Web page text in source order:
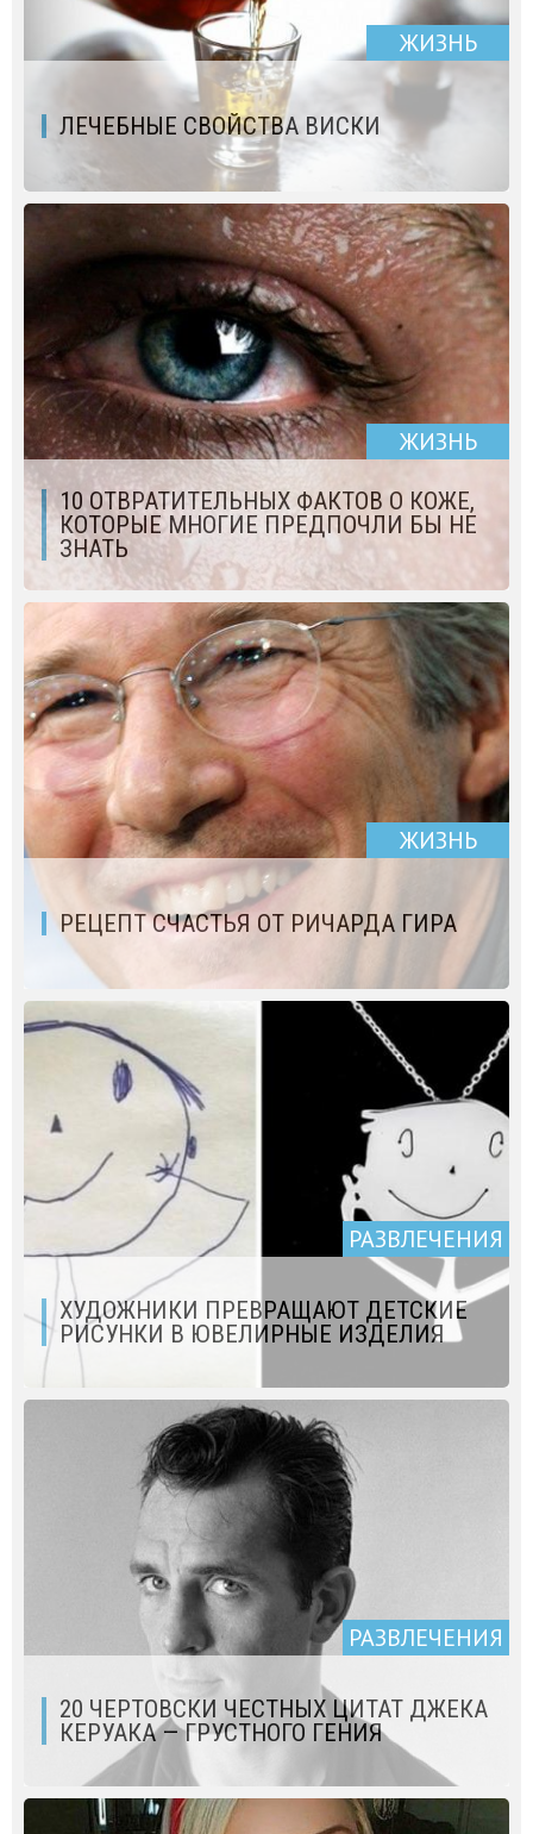
ЖИЗНЬ
ЛЕЧЕБНЫЕ СВОЙСТВА ВИСКИ
ЖИЗНЬ
10 ОТВРАТИТЕЛЬНЫХ ФАКТОВ О КОЖЕ,
КОТОРЫЕ МНОГИЕ ПРЕДПОЧЛИ БЫ НЕ
ЗНАТЬ
ЖИЗНЬ
РЕЦЕПТ СЧАСТЬЯ ОТ РИЧАРДА ГИРА
РАЗВЛЕЧЕНИЯ
ХУДОЖНИКИ ПРЕВРАЩАЮТ ДЕТСКИЕ
РИСУНКИ В ЮВЕЛИРНЫЕ ИЗДЕЛИЯ
РАЗВЛЕЧЕНИЯ
20 ЧЕРТОВСКИ ЧЕСТНЫХ ЦИТАТ ДЖЕКА
КЕРУАКА — ГРУСТНОГО ГЕНИЯ